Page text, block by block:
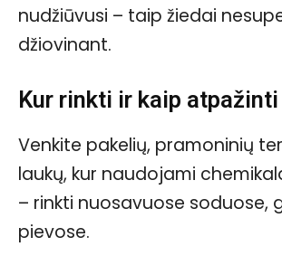
nudžiūvusi – taip žiedai
džiovinant.
Kur rinkti ir kaip atpažinti
Venkite pakelių, pramoninių
laukų, kur naudojami
– rinkti nuosavuose soduose,
pievose.